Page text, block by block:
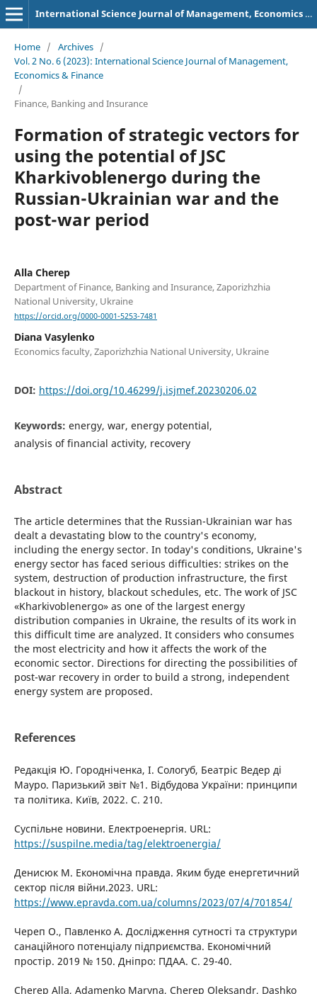
International Science Journal of Management, Economics & Finance
Home / Archives /
Vol. 2 No. 6 (2023): International Science Journal of Management,
Economics & Finance
/
Finance, Banking and Insurance
Formation of strategic vectors for
using the potential of JSC
Kharkivoblenergo during the
Russian-Ukrainian war and the
post-war period
Alla Cherep
Department of Finance, Banking and Insurance, Zaporizhzhia
National University, Ukraine
https://orcid.org/0000-0001-5253-7481
Diana Vasylenko
Economics faculty, Zaporizhzhia National University, Ukraine
DOI: https://doi.org/10.46299/j.isjmef.20230206.02
Keywords: energy, war, energy potential,
analysis of financial activity, recovery
Abstract
The article determines that the Russian-Ukrainian war has
dealt a devastating blow to the country's economy,
including the energy sector. In today's conditions, Ukraine's
energy sector has faced serious difficulties: strikes on the
system, destruction of production infrastructure, the first
blackout in history, blackout schedules, etc. The work of JSC
«Kharkivoblenergo» as one of the largest energy
distribution companies in Ukraine, the results of its work in
this difficult time are analyzed. It considers who consumes
the most electricity and how it affects the work of the
economic sector. Directions for directing the possibilities of
post-war recovery in order to build a strong, independent
energy system are proposed.
References
Редакція Ю. Городніченка, І. Сологуб, Беатріс Ведер ді
Мауро. Паризький звіт №1. Відбудова України: принципи
та політика. Київ, 2022. С. 210.
Суспільне новини. Електроенергія. URL:
https://suspilne.media/tag/elektroenergia/
Денисюк М. Економічна правда. Яким буде енергетичний
сектор після війни.2023. URL:
https://www.epravda.com.ua/columns/2023/07/4/701854/
Череп О., Павленко А. Дослідження сутності та структури
санаційного потенціалу підприємства. Економічний
простір. 2019 № 150. Дніпро: ПДАА. С. 29-40.
Cherep Alla, Adamenko Maryna, Cherep Oleksandr, Dashko